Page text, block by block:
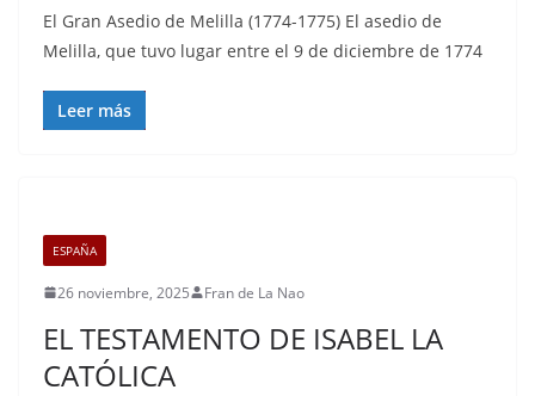
El Gran Asedio de Melilla (1774-1775) El asedio de
Melilla, que tuvo lugar entre el 9 de diciembre de 1774
Leer más
ESPAÑA
26 noviembre, 2025 Fran de La Nao
EL TESTAMENTO DE ISABEL LA
CATÓLICA